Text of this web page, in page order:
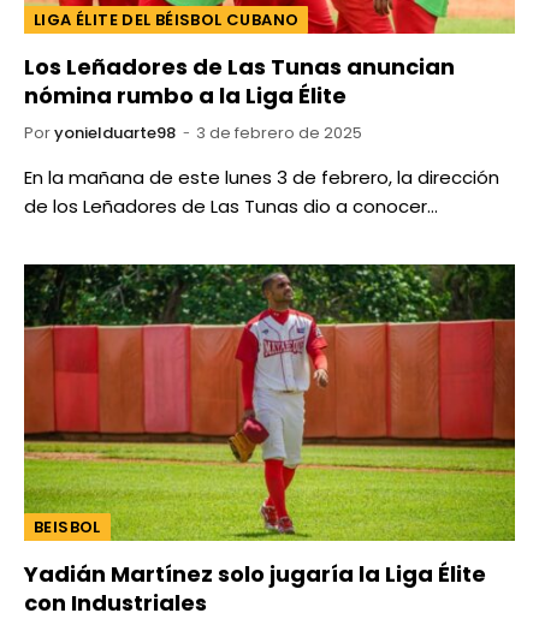
LIGA ÉLITE DEL BÉISBOL CUBANO
Los Leñadores de Las Tunas anuncian
nómina rumbo a la Liga Élite
Poryonielduarte98 3 de febrero de 2025
En la mañana de este lunes 3 de febrero, la dirección
de los Leñadores de Las Tunas dio a conocer…
BEISBOL
Yadián Martínez solo jugaría la Liga Élite
con Industriales